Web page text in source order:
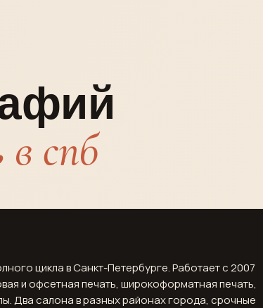
спб
цикла в Санкт-Петербурге. Работает с 2007
и офсетная печать, широкоформатная печать,
Два салона в разных районах города, срочные